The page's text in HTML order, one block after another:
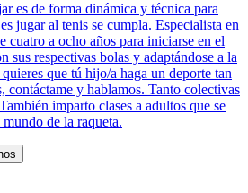
es de forma dinámica y técnica para
jugar al tenis se cumpla. Especialista en
cuatro a ocho años para iniciarse en el
sus respectivas bolas y adaptándose a la
que tú hijo/a haga un deporte tan
contáctame y hablamos. Tanto colectivas
imparto clases a adultos que se
de la raqueta.